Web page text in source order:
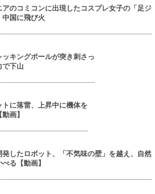
アのコミコンに出現したコスプレ女子の「足ジ
中国に飛び火
ッキングポールが突き刺さっ
で下山
トに落雷、上昇中に機体を
画】
発したロボット、「不気味の壁」を越え、自然
る【動画】